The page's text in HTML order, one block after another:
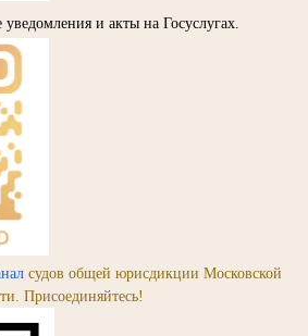
и акты на Госуслугах.
судов общей юрисдикции Московской
Присоединяйтесь!